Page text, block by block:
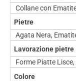
Collane con
Pietre
Agata Nera,
Lavorazione pietre
Forme Piatte
Colore